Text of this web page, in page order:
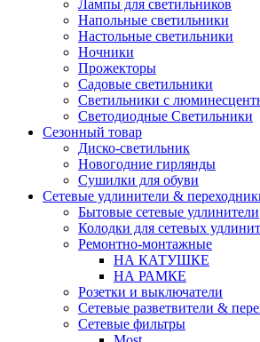
Лампы для светильников
Напольные светильники
Настольные светильники
Ночники
Прожекторы
Садовые светильники
Светильники с
Светодиодные Светильники
Сезонный товар
Диско-светильник
Новогодние гирлянды
Сушилки для обуви
Сетевые удлинители &
Бытовые сетевые удлинители
Колодки для сетевых
Ремонтно-монтажные
НА КАТУШКЕ
НА РАМКЕ
Розетки и выключатели
Сетевые разветвители &
Сетевые фильтры